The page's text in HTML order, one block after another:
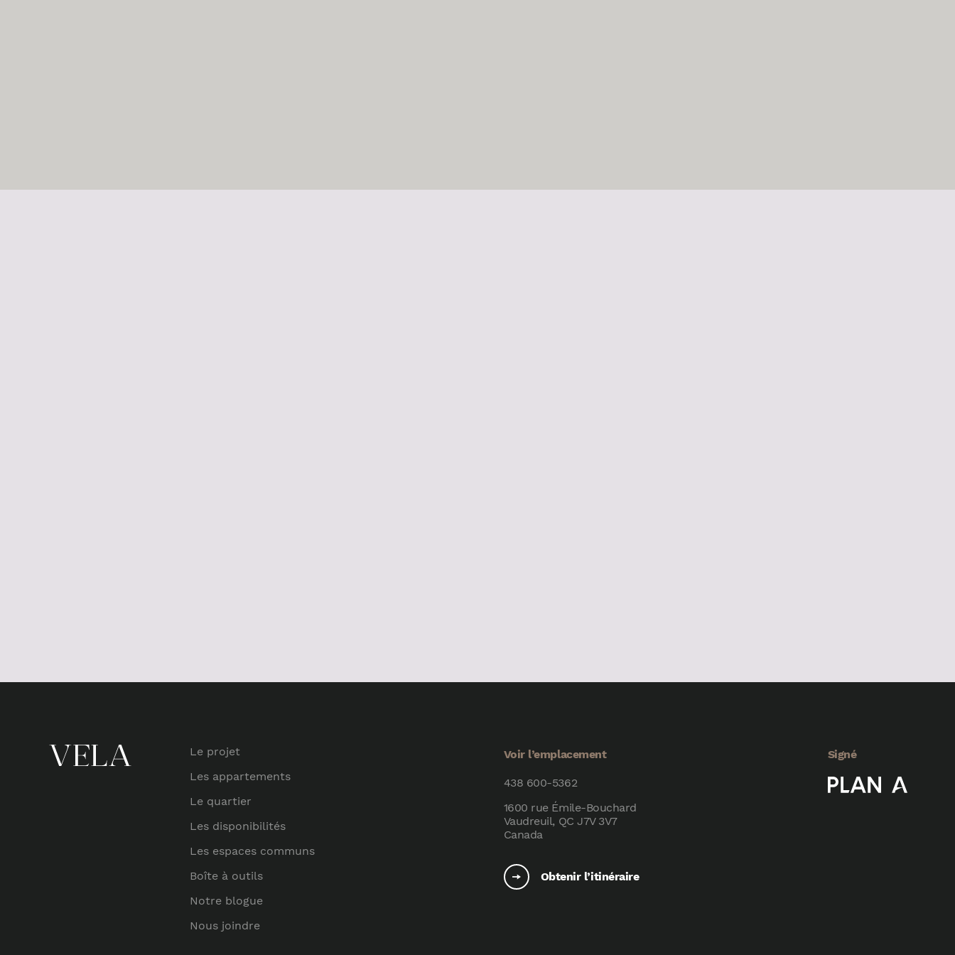
Le projet
Les appartements
Le quartier
Les disponibilités
Les espaces communs
Boîte à outils
Notre blogue
Nous joindre
Voir l’emplacement
438 600-5362
1600 rue Émile-Bouchard
Vaudreuil, QC J7V 3V7
Canada
Obtenir l’itinéraire
Signé